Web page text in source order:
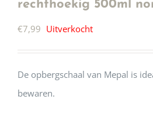
rechthoekig 500ml
€7,99 Uitverkocht
De opbergschaal van Mepal is
bewaren.